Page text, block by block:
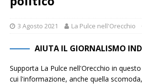
3 Agosto 2021 La Pulce nell'Orecchio
AIUTA IL GIORNALISMO
Supporta La Pulce nell'Orecchio in
cui l'informazione, anche quella